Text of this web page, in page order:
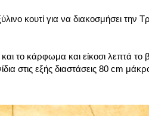
κουτί για να διακοσμήσει την
το κάρφωμα και είκοσι λεπτά το
στις εξής διαστάσεις 80 cm